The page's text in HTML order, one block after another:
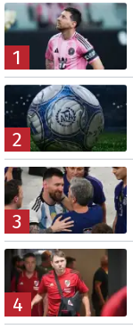
1
2
3
4